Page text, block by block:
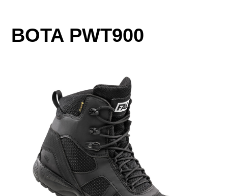
BOTA PWT900